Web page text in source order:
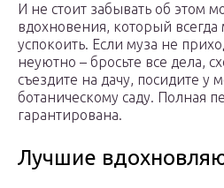
И не стоит забывать об этом
вдохновения, который
успокоить. Если муза не
неуютно – бросьте все дела,
съездите на дачу, посидите у
ботаническому саду. Полная
гарантирована.
Лучшие